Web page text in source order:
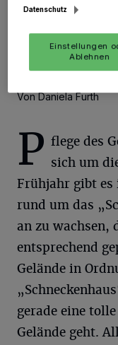
Foto: Stadt Grevenbroich
Von Daniela Furth
P flege des
sich um
Frühjahr gibt es
rund um das
an zu wachsen,
entsprechend
Gelände in
gerade eine
Gelände geht.
Datenschutz
Einstellungen
Ablehnen